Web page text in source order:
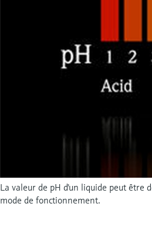
La valeur de pH d'un liquide peut être
mode de fonctionnement.